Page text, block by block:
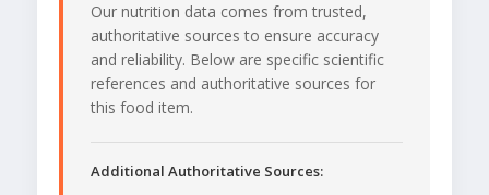
Our nutrition data comes from trusted,
authoritative sources to ensure accuracy
and reliability. Below are specific scientific
references and authoritative sources for
this food item.
Additional Authoritative Sources: